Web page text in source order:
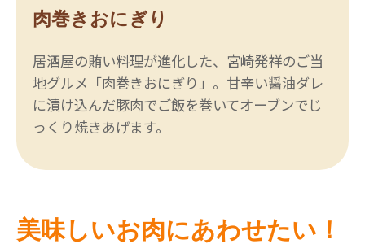
肉巻きおにぎり
居酒屋の賄い料理が進化した、宮崎発祥のご当
地グルメ「肉巻きおにぎり」。甘辛い醤油ダレ
に漬け込んだ豚肉でご飯を巻いてオーブンでじ
っくり焼きあげます。
美味しいお肉にあわせたい！